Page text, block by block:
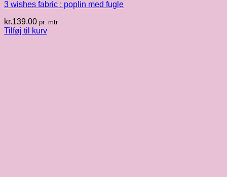
3 wishes fabric : poplin med fugle
kr.139.00 pr. mtr
Tilføj til kurv